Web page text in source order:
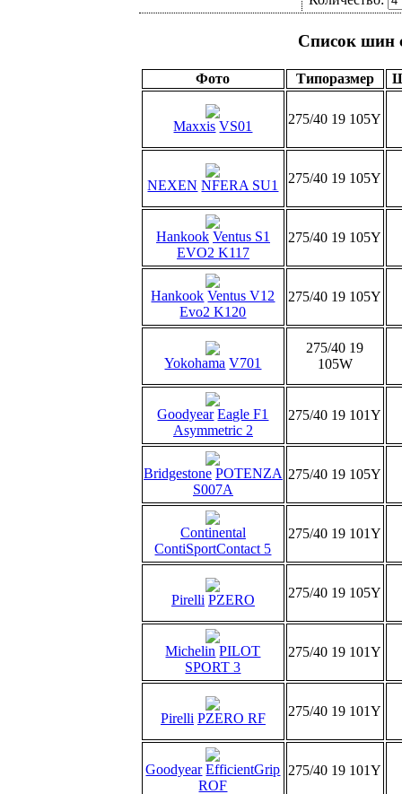
Список шин
Фото Типоразмер
Maxxis VS01 275/40 19 105Y
NEXEN NFERA SU1 275/40 19 105Y
Hankook Ventus S1
EVO2 K117
275/40 19 105Y
Hankook Ventus V12
Evo2 K120
275/40 19 105Y
Yokohama V701
275/40 19
105W
Goodyear Eagle F1
Asymmetric 2
275/40 19 101Y
Bridgestone POTENZA
S007A
275/40 19 105Y
Continental
ContiSportContact 5
275/40 19 101Y
Pirelli PZERO 275/40 19 105Y
Michelin PILOT
SPORT 3
275/40 19 101Y
Pirelli PZERO RF 275/40 19 101Y
Goodyear EfficientGrip
ROF
275/40 19 101Y